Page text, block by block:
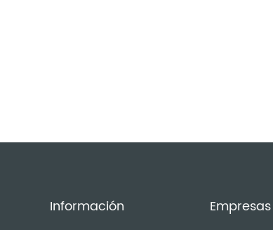
Información Empresas